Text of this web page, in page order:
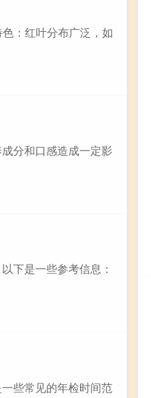
：红叶分布广泛，如
分和口感造成一定影
下是一些参考信息：
些常见的年检时间范